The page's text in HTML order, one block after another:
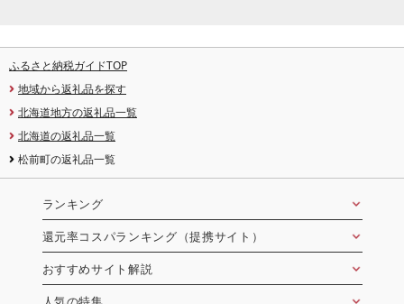
ふるさと納税ガイドTOP
地域から返礼品を探す
北海道地方の返礼品一覧
北海道の返礼品一覧
松前町の返礼品一覧
ランキング
還元率コスパランキング（提携サイト）
おすすめサイト解説